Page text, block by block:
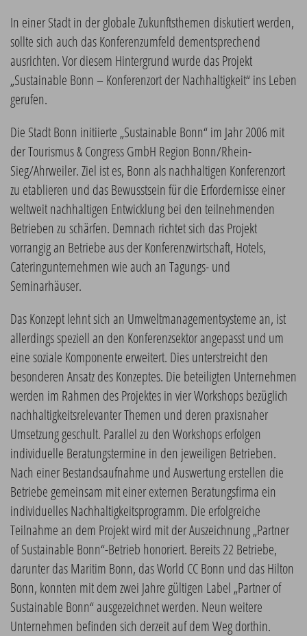
In einer Stadt in der globale Zukunftsthemen diskutiert werden,
sollte sich auch das Konferenzumfeld dementsprechend
ausrichten. Vor diesem Hintergrund wurde das Projekt
„Sustainable Bonn – Konferenzort der Nachhaltigkeit“ ins Leben
gerufen.
Die Stadt Bonn initiierte „Sustainable Bonn“ im Jahr 2006 mit
der Tourismus & Congress GmbH Region Bonn/Rhein-
Sieg/Ahrweiler. Ziel ist es, Bonn als nachhaltigen Konferenzort
zu etablieren und das Bewusstsein für die Erfordernisse einer
weltweit nachhaltigen Entwicklung bei den teilnehmenden
Betrieben zu schärfen. Demnach richtet sich das Projekt
vorrangig an Betriebe aus der Konferenzwirtschaft, Hotels,
Cateringunternehmen wie auch an Tagungs- und
Seminarhäuser.
Das Konzept lehnt sich an Umweltmanagementsysteme an, ist
allerdings speziell an den Konferenzsektor angepasst und um
eine soziale Komponente erweitert. Dies unterstreicht den
besonderen Ansatz des Konzeptes. Die beteiligten Unternehmen
werden im Rahmen des Projektes in vier Workshops bezüglich
nachhaltigkeitsrelevanter Themen und deren praxisnaher
Umsetzung geschult. Parallel zu den Workshops erfolgen
individuelle Beratungstermine in den jeweiligen Betrieben.
Nach einer Bestandsaufnahme und Auswertung erstellen die
Betriebe gemeinsam mit einer externen Beratungsfirma ein
individuelles Nachhaltigkeitsprogramm. Die erfolgreiche
Teilnahme an dem Projekt wird mit der Auszeichnung „Partner
of Sustainable Bonn“-Betrieb honoriert. Bereits 22 Betriebe,
darunter das Maritim Bonn, das World CC Bonn und das Hilton
Bonn, konnten mit dem zwei Jahre gültigen Label „Partner of
Sustainable Bonn“ ausgezeichnet werden. Neun weitere
Unternehmen befinden sich derzeit auf dem Weg dorthin.